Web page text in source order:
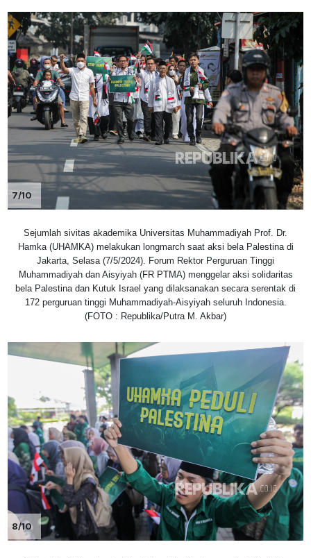
7/10
Sejumlah sivitas akademika Universitas Muhammadiyah Prof. Dr.
Hamka (UHAMKA) melakukan longmarch saat aksi bela Palestina di
Jakarta, Selasa (7/5/2024). Forum Rektor Perguruan Tinggi
Muhammadiyah dan Aisyiyah (FR PTMA) menggelar aksi solidaritas
bela Palestina dan Kutuk Israel yang dilaksanakan secara serentak di
172 perguruan tinggi Muhammadiyah-Aisyiyah seluruh Indonesia.
(FOTO : Republika/Putra M. Akbar)
8/10